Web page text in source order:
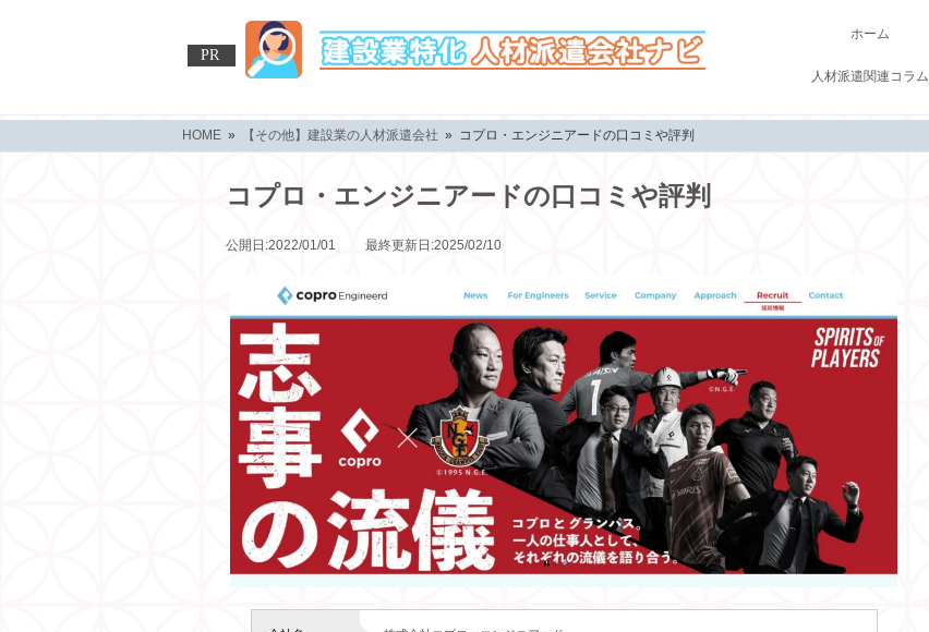
PR
ホーム
人材派遣関連コラム
HOME » 【その他】建設業の人材派遣会社 » コプロ・エンジニアードの口コミや評判
コプロ・エンジニアードの口コミや評判
公開日:2022/01/01 最終更新日:2025/02/10